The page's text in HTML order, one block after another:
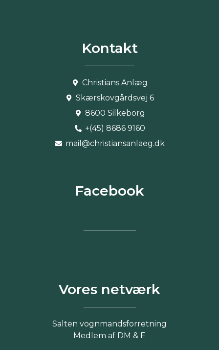
Kontakt
Christians Anlæg
Skærskovgårdsvej 6
8600 Silkeborg
+(45) 8686 9160
mail@christiansanlaeg.dk
Facebook
Vores netværk
Salten vognmandsforretning
Medlem af DM & E